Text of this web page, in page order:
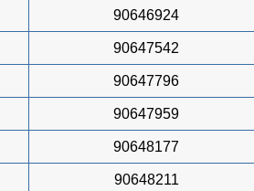
90646924
90647542
90647796
90647959
90648177
90648211